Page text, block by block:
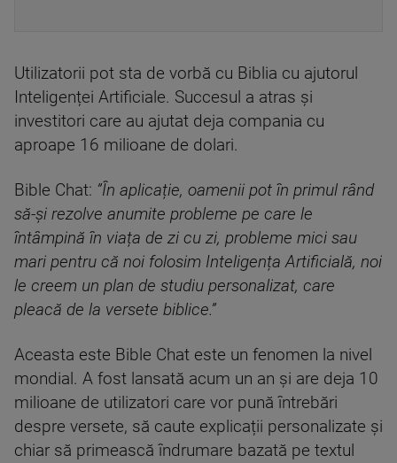
Utilizatorii pot sta de vorbă cu Biblia cu ajutorul
Inteligenței Artificiale. Succesul a atras și
investitori care au ajutat deja compania cu
aproape 16 milioane de dolari.
Bible Chat: ”În aplicație, oamenii pot în primul rând
să-și rezolve anumite probleme pe care le
întâmpină în viața de zi cu zi, probleme mici sau
mari pentru că noi folosim Inteligența Artificială, noi
le creem un plan de studiu personalizat, care
pleacă de la versete biblice.”
Aceasta este Bible Chat este un fenomen la nivel
mondial. A fost lansată acum un an și are deja 10
milioane de utilizatori care vor pună întrebări
despre versete, să caute explicații personalizate și
chiar să primească îndrumare bazată pe textul